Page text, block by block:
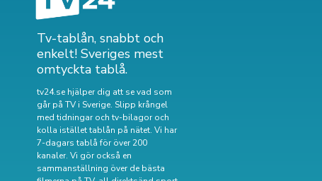
Tv-tablån, snabbt och
enkelt! Sveriges mest
omtyckta tablå.
tv24.se hjälper dig att se vad som
går på TV i Sverige. Slipp krångel
med tidningar och tv-bilagor och
kolla istället tablån på nätet. Vi har
7-dagars tablå för över 200
kanaler. Vi gör också en
sammanställning överde bästa